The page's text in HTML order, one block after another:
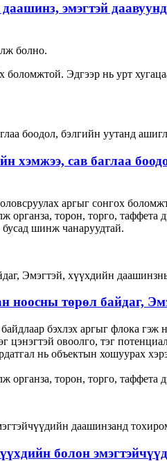
эмэгтэй
болно.
боломжтой. Эдгээр нь урт
хэмжээ, сав баглаа
аргыг сонгох
органза, торон, торго,
бусад шинж чанаруудтай.
ноосны төрөл байдаг,
бэхлэх аргыг флока гэж
овоолго, тэг
нь объектын хошуурах
органза, торон, торго, таффета
болон